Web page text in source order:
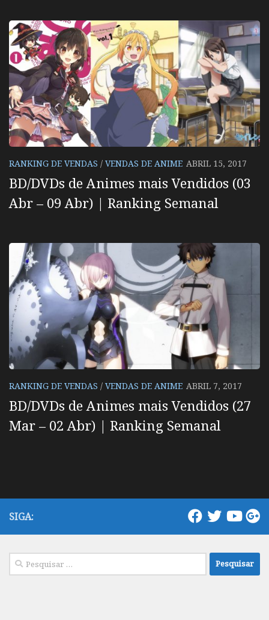
RANKING DE VENDAS / VENDAS DE ANIME ABRIL 15, 2017
BD/DVDs de Animes mais Vendidos (03
Abr – 09 Abr) | Ranking Semanal
RANKING DE VENDAS / VENDAS DE ANIME ABRIL 7, 2017
BD/DVDs de Animes mais Vendidos (27
Mar – 02 Abr) | Ranking Semanal
SIGA:
Pesquisar
por: